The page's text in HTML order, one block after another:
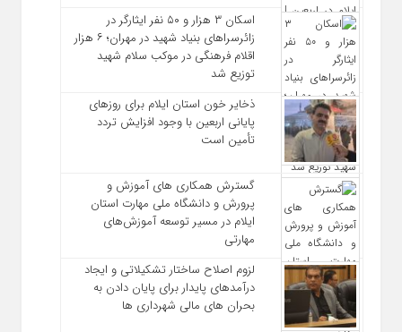
اسکان ۳ هزار و ۵۰ نفر ایثارگر در
زائرسراهای بنیاد شهید در مهران؛ ۶ هزار
اقلام فرهنگی در موکب سلام شهید
توزیع شد
ذخایر خون استان ایلام برای روزهای
پایانی اربعین با وجود افزایش تردد
تأمین است
گسترش همکاری‌ های آموزش و
پرورش و دانشگاه ملی مهارت استان
ایلام در مسیر توسعه آموزش‌های
مهارتی
لزوم اصلاح ساختار تشکیلاتی و ایجاد
درآمدهای پایدار برای پایان دادن به
بحران‌ های مالی شهرداری‌ ها